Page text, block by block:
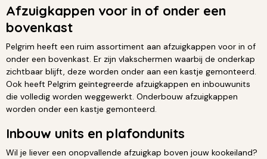
Afzuigkappen voor in of onder een
bovenkast
Pelgrim heeft een ruim assortiment aan afzuigkappen voor in of
onder een bovenkast. Er zijn vlakschermen waarbij de onderkap
zichtbaar blijft, deze worden onder aan een kastje gemonteerd.
Ook heeft Pelgrim geïntegreerde afzuigkappen en inbouwunits
die volledig worden weggewerkt. Onderbouw afzuigkappen
worden onder een kastje gemonteerd.
Inbouw units en plafondunits
Wil je liever een onopvallende afzuigkap boven jouw kookeiland?